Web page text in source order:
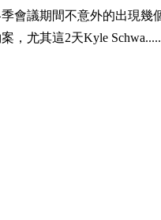
會議期間不意外的出現幾
，尤其這2天Kyle